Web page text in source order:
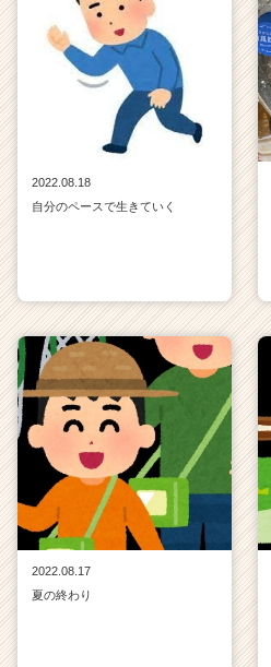
2022.08.18
自分のペースで生きていく
2022.08.17
夏の終わり